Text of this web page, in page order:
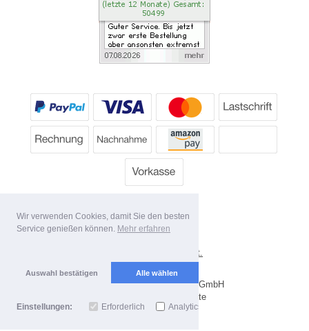
Wir verwenden Cookies, damit Sie den besten
Service genießen können. Mehr erfahren
Auswahl bestätigen Alle wählen
Einstellungen: Erforderlich Analytics
Alle Preise inkl. MwSt.
Lieferbedingungen
Copyright 2026 by Dartpoint GmbH
Mobile Shop by Shopgate